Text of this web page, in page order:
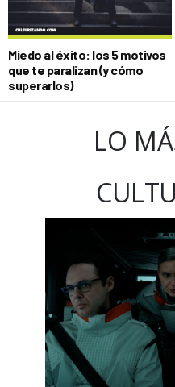
Miedo al éxito: los 5 motivos
que te paralizan (y cómo
superarlos)
LO